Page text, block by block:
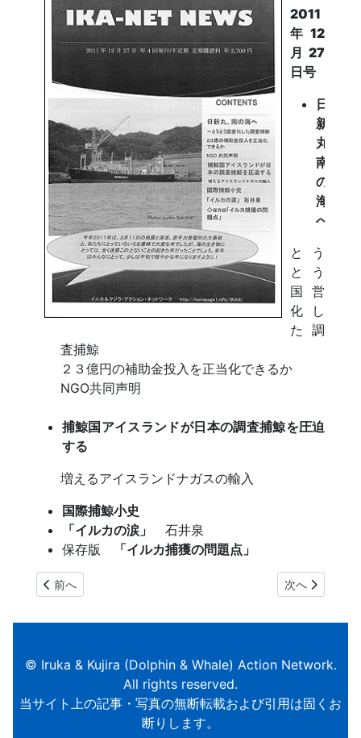
2011
年12
月27
日号
日
新
丸、
南
の
海
へ
とう
とう
国営
化し
た調
査捕鯨
２３億円の補助金投入を正当化できるか
NGO共同声明
捕鯨国アイスランドが日本の調査捕鯨を圧迫
する
増えるアイスランドナガスの輸入
国際捕鯨小史
「イルカの涙」
石井泉
保存版 「イルカ捕獲の問題点」
前の記事へ: IKA-NET NEWS Vol.45
前へ 次の記事へ:
次へ
© Iruka & Kujira (Dolphin & Whale) Action Network.
All rights reserved.
当サイト上の記事・写真の無断転載および引用は固くお
断りします。